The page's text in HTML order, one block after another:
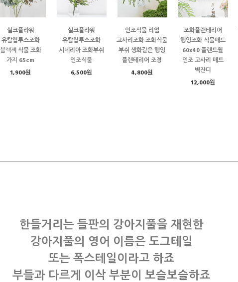
실크플라워
유칼립투스조화
블랙잭 식물 조화
가지 65cm
1,900원
실크플라워
유칼립투스조화
시네리아 조화부쉬
인조식물
6,500원
인조식물 리얼
고사리조화 조화식물
부쉬 생화같은 행잉
플랜테리어 조경
4,800원
조화플랜테리어
행잉조화 식물매트
60x40 플랜트월
인조 고사리 매트
벽잔디
12,000원
한들거리는 들판의 강아지풀을 재현한
강아지풀의 영어 이름은 도그테일
또는 폭스테일이라고 하죠
부들과 다르게 이삭 부분이 보슬보슬하죠